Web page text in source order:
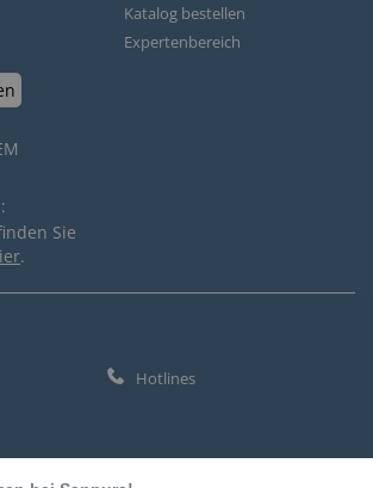
Sie
.
Katalog bestellen
Expertenbereich
Hotlines